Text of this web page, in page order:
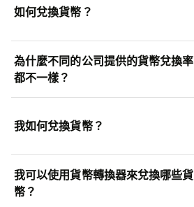
如何兌換貨幣？
為什麼不同的公司提供的貨幣兌換率
都不一樣？
我如何兌換貨幣？
我可以使用貨幣轉換器來兌換哪些貨
幣？